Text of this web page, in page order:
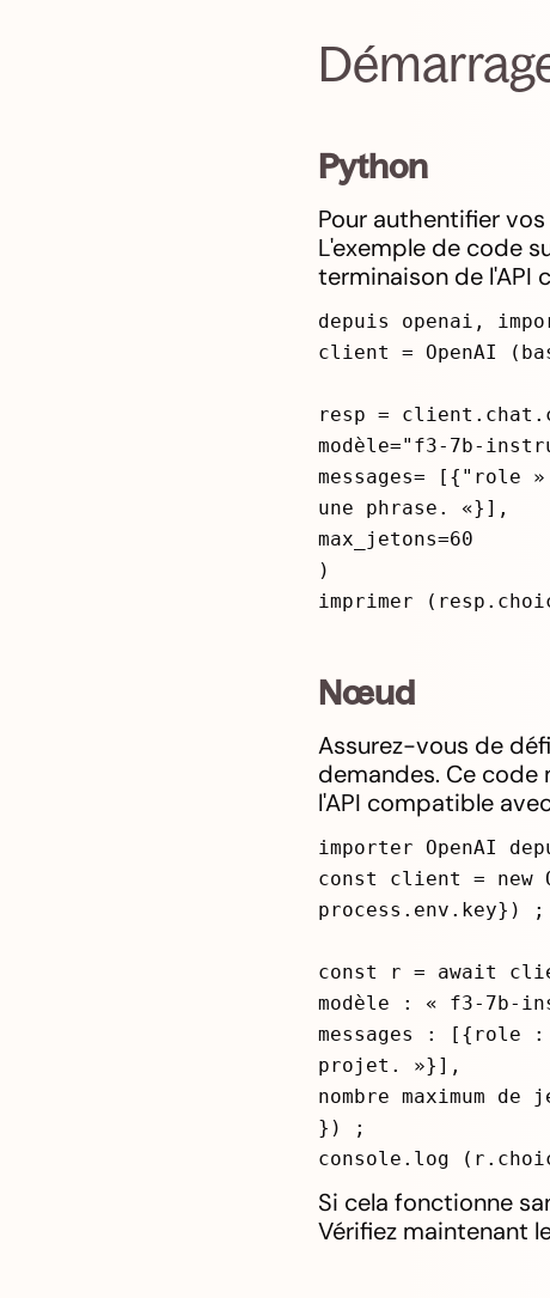
Python
Pour authentifier
L'exemple de code
terminaison de l'API
depuis openai,
client = OpenAI
resp =
modèle="f3-7b-
messages= [{"role
une phrase. «}],
max_jetons=60
)
imprimer
Nœud
Assurez-vous de
demandes. Ce
l'API compatible
importer OpenAI
const client = new
process.env.key}) ;
const r = await
modèle : « f3-7b-
messages : [{role
projet. »}],
nombre maximum
}) ;
console.log
Si cela fonctionne
Vérifiez maintenant